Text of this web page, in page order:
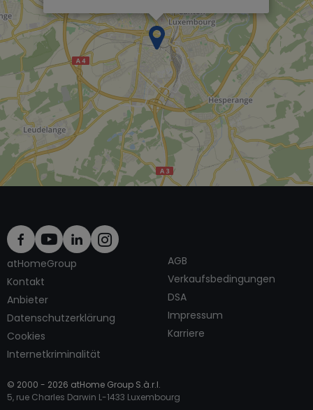
atHomeGroup
Kontakt
Anbieter
Datenschutzerklärung
Cookies
Internetkriminalität
AGB
Verkaufsbedingungen
DSA
Impressum
Karriere
© 2000 - 2026 atHome Group S.à.r.l.
5, rue Charles Darwin L-1433 Luxembourg